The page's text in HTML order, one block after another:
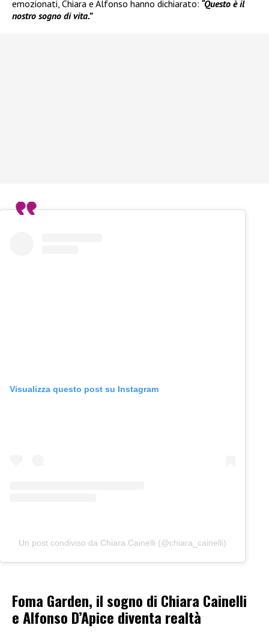
emozionati, Chiara e Alfonso hanno dichiarato: “Questo è il
nostro sogno di vita.”
Visualizza questo post su Instagram
Un post condiviso da Chiara Cainelli (@chiara_cainelli)
Foma Garden, il sogno di Chiara Cainelli
e Alfonso D’Apice diventa realtà